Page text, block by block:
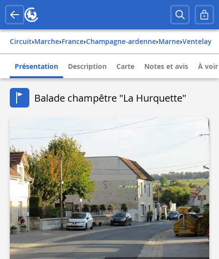
Circuit› Marche› france› champagne-ardenne› marne› ventelay
Présentation Description Carte Notes et avis À
Balade champêtre "La Hurquette"